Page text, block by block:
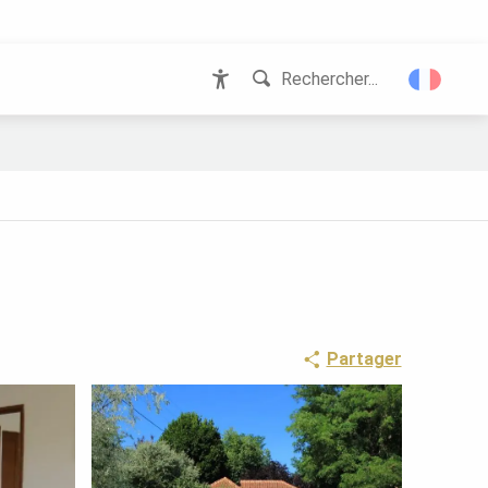
Rechercher...
Partager